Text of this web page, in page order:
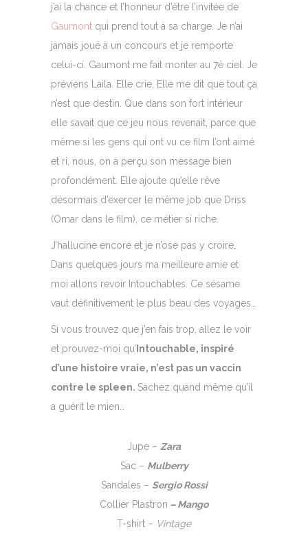
j’ai la chance et l’honneur d’être l’invitée de
Gaumont qui prend tout à sa charge. Je n’ai
jamais joué à un concours et je remporte
celui-ci. Gaumont me fait monter au 7è ciel. Je
préviens Laila. Elle crie. Elle me dit que tout ça
n’est que destin. Que dans son fort intérieur
elle savait que ce jeu nous revenait, parce que
même si les gens qui ont vu ce film l’ont aimé
et ri, nous, on a perçu son message bien
profondément. Elle ajoute qu’elle rêve
désormais d’exercer le même job que Driss
(Omar dans le film), ce métier si riche.
J’hallucine encore et je n’ose pas y croire.
Dans quelques jours ma meilleure amie et
moi allons revoir Intouchables. Ce sésame
vaut définitivement le plus beau des voyages…
Si vous trouvez que j’en fais trop, allez le voir
et prouvez-moi qu’ Intouchable, inspiré
d’une histoire vraie, n’est pas un vaccin
contre le spleen. Sachez quand même qu’il
a guérit le mien…
Jupe – Zara
Sac – Mulberry
Sandales – Sergio Rossi
Collier Plastron – Mango
T-shirt – Vintage